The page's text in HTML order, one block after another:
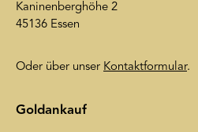
Kaninenberghöhe 2
45136 Essen
Oder über unser Kontaktformular.
Goldankauf